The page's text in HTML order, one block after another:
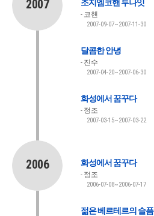
2007 조지엠코핸 투나잇
코핸
2007-09-07~2007-11-30
달콤한 안녕
진수
2007-04-20~2007-06-30
화성에서 꿈꾸다
정조
2007-03-15~2007-03-22
2006 화성에서 꿈꾸다
정조
2006-07-08~2006-07-17
젊은 베르테르의 슬픔